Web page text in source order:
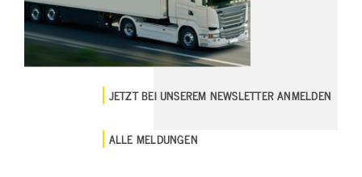
JETZT BEI UNSEREM NEWSLETTER ANMELDEN
ALLE MELDUNGEN